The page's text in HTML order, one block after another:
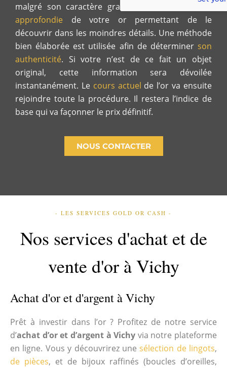
malgré son caractère gracieux. C’est
une étude
approfondie de votre or permettant de le
découvrir dans les moindres détails. Une méthode
bien élaborée est utilisée afin de déterminer son
authenticité. Si votre n’est de ce fait un objet
original, cette information sera dévoilée
instantanément. Le cours actuel de l’or va ensuite
rejoindre toute la procédure. Il restera l’indice de
base qui va façonner le prix définitif.
NOUS CONTACTER
- LES SERVICES GOLD OR CASH -
Nos services d'achat et de
vente d'or à Vichy
Achat d'or et d'argent à Vichy
Prêt à investir dans l’or ? Profitez de notre service
d’achat d’or et d’argent à Vichy via notre plateforme
en ligne. Vous y découvrirez unesélection de lingots,
de pièces, et de bijoux raffinés (boucles d’oreilles,